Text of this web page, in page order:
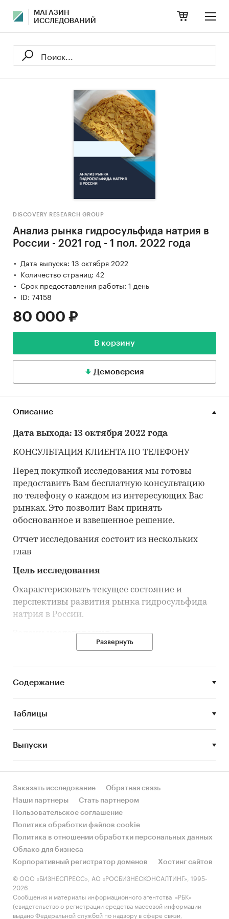
МАГАЗИН
ИССЛЕДОВАНИЙ
DISCOVERY RESEARCH GROUP
Анализ рынка гидросульфида натрия в
России - 2021 год - 1 пол. 2022 года
Дата выпуска: 13 октября 2022
Количество страниц: 42
Срок предоставления работы: 1 день
ID: 74158
80 000 ₽
В корзину
Демоверсия
Описание
Дата выхода: 13 октября 2022 года
КОНСУЛЬТАЦИЯ КЛИЕНТА ПО ТЕЛЕФОНУ
Перед покупкой исследования мы готовы
предоставить Вам бесплатную консультацию
по телефону о каждом из интересующих Вас
рынках. Это позволит Вам принять
обоснованное и взвешенное решение.
Отчет исследования состоит из нескольких
глав
Цель исследования
Охарактеризовать текущее состояние и
перспективы развития рынка гидросульфида
натрия в России.
Задачи исследования:
Определить объем, темпы роста и динамику
развития рынка гидросульфида натрия в
России
экспорта из России гидросульфида натрия в
России
рынка гидросульфида натрия в России
гидросульфида натрия в России
Определить рыночные доли основных
участников рынка гидросульфида натрия в
России
Охарактеризовать конкурентную ситуацию
на рынке гидросульфида натрия в России
Составить различные сценарии прогноза
Развернуть
Содержание
Таблицы
Выпуски
Заказать исследование
Обратная связь
Наши партнеры
Стать партнером
Пользовательское соглашение
Политика обработки файлов cookie
Политика в отношении обработки персональных данных
Облако для бизнеса
Корпоративный регистратор доменов
Хостинг сайтов
© ООО «БИЗНЕСПРЕСС», АО «РОСБИЗНЕСКОНСАЛТИНГ», 1995-
2026.
Сообщения и материалы информационного агентства «РБК»
(свидетельство о регистрации средства массовой информации
выдано Федеральной службой по надзору в сфере связи,